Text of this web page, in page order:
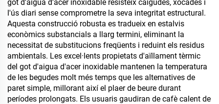
got d'aigua d'acer inoxidable resisteix caigudes, xocades i
l'ús diari sense comprometre la seva integritat estructural.
Aquesta construcció robusta es tradueix en estalvis
econòmics substancials a llarg termini, eliminant la
necessitat de substitucions freqüents i reduint els residus
ambientals. Les excel·lents propietats d'aïllament tèrmic
del got d'aigua d'acer inoxidable mantenen la temperatura
de les begudes molt més temps que les alternatives de
paret simple, millorant així el plaer de beure durant
períodes prolongats. Els usuaris gaudiran de cafè calent de